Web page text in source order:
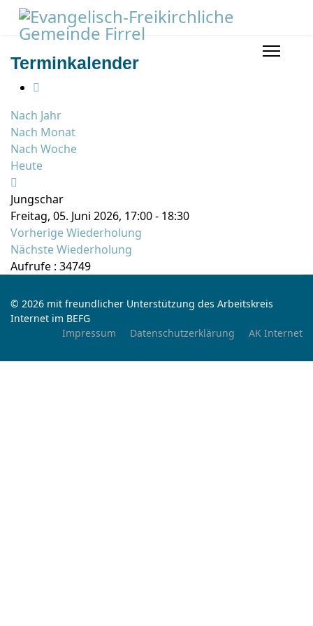
Terminkalender
Nach Jahr
Nach Monat
Nach Woche
Heute
Jungschar
Freitag, 05. Juni 2026, 17:00 - 18:30
Vorherige Wiederholung
Nächste Wiederholung
Aufrufe : 34749
© 2026 mit freundlicher Unterstützung des Arbeitskreis
Internet im BEFG
Impressum
Datenschutzerklärung AK Internet